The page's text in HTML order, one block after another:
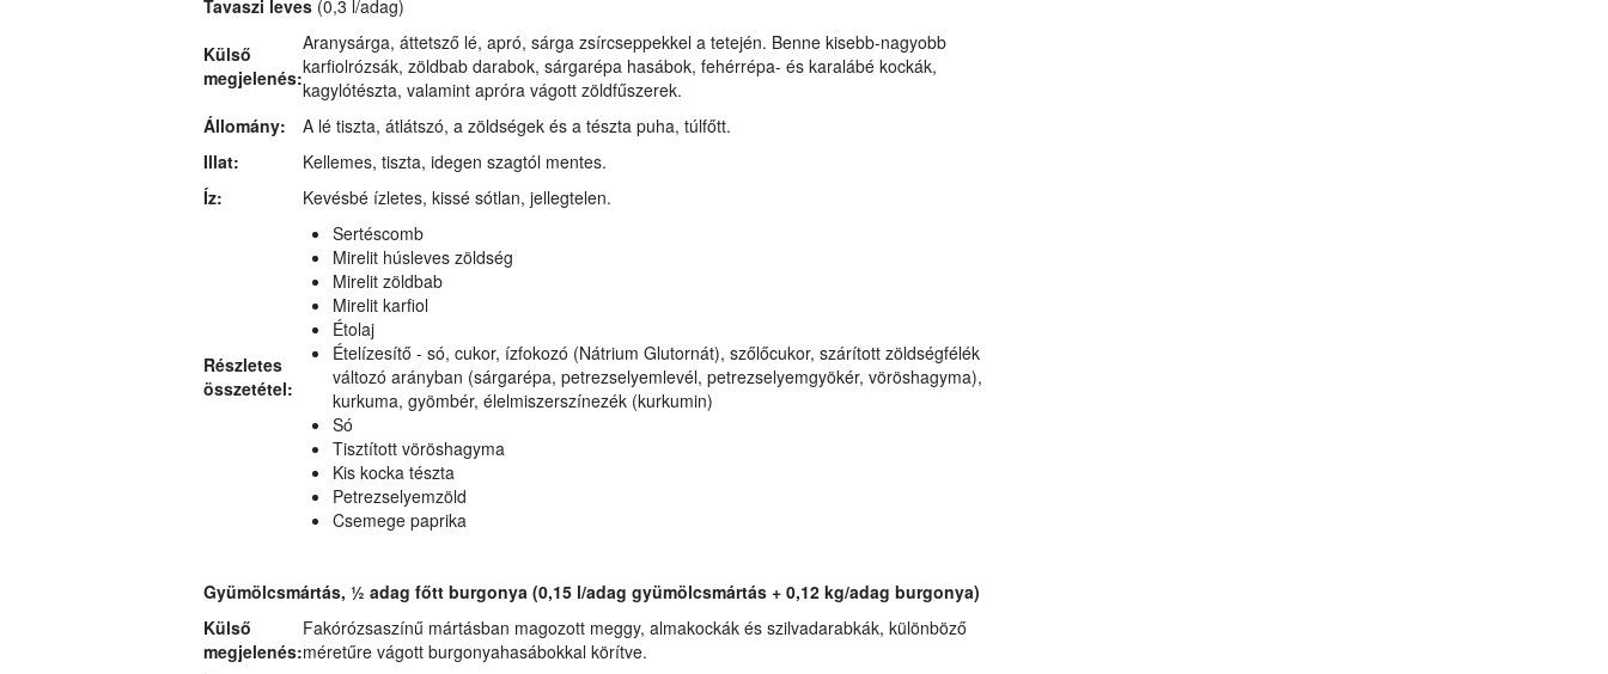
Tavaszi leves (0,3 l/adag)
Külső
megjelenés:
Aranysárga, áttetsző lé, apró, sárga zsírcseppekkel a tetején. Benne kisebb-nagyobb
karfiolrózsák, zöldbab darabok, sárgarépa hasábok, fehérrépa- és karalábé kockák,
kagylótészta, valamint apróra vágott zöldfűszerek.
Állomány:
A lé tiszta, átlátszó, a zöldségek és a tészta puha, túlfőtt.
Illat:
Kellemes, tiszta, idegen szagtól mentes.
Íz:
Kevésbé ízletes, kissé sótlan, jellegtelen.
Részletes
összetétel:
Sertéscomb
Mirelit húsleves zöldség
Mirelit zöldbab
Mirelit karfiol
Étolaj
Ételízesítő - só, cukor, ízfokozó (Nátrium Glutornát), szőlőcukor, szárított zöldségfélék
változó arányban (sárgarépa, petrezselyemlevél, petrezselyemgyökér, vöröshagyma),
kurkuma, gyömbér, élelmiszerszínezék (kurkumin)
Só
Tisztított vöröshagyma
Kis kocka tészta
Petrezselyemzöld
Csemege paprika
Gyümölcsmártás, ½ adag főtt burgonya (0,15 l/adag gyümölcsmártás + 0,12 kg/adag burgonya)
Külső
megjelenés:
Fakórózsaszínű mártásban magozott meggy, almakockák és szilvadarabkák, különböző
méretűre vágott burgonyahasábokkal körítve.